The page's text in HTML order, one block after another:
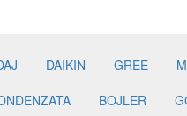
DAIKIN GREE
BOJLER